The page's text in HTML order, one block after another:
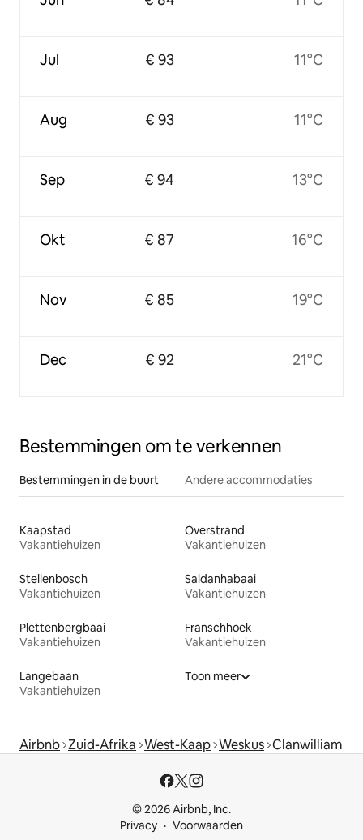
Jul
Aug
Sep
Okt
Nov
Dec
€ 93
€ 93
€ 94
€ 87
€ 85
€ 92
11°C
11°C
13°C
16°C
19°C
21°C
Bestemmingen om te verkennen
Bestemmingen in de buurt Andere accommodaties
Kaapstad
Vakantiehuizen
Overstrand
Vakantiehuizen
Stellenbosch
Vakantiehuizen
Saldanhabaai
Vakantiehuizen
Plettenbergbaai
Vakantiehuizen
Franschhoek
Vakantiehuizen
Langebaan
Vakantiehuizen
Toon meer
Airbnb Zuid-Afrika West-Kaap Weskus Clanwilliam
© 2026 Airbnb, Inc.
Privacy
Voorwaarden